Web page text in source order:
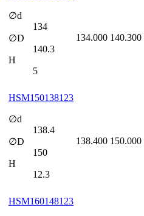
∅d
134
∅D
140.3
H
5
134.000 140.300
HSM150138123
∅d
138.4
∅D
150
H
12.3
138.400 150.000
HSM160148123